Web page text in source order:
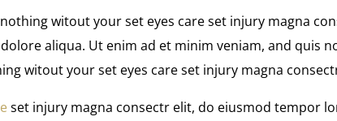
witout your set eyes care set injury magna
aliqua. Ut enim ad et minim veniam, and
witout your set eyes care set injury magna
set injury magna consectr elit, do eiusmod tempor